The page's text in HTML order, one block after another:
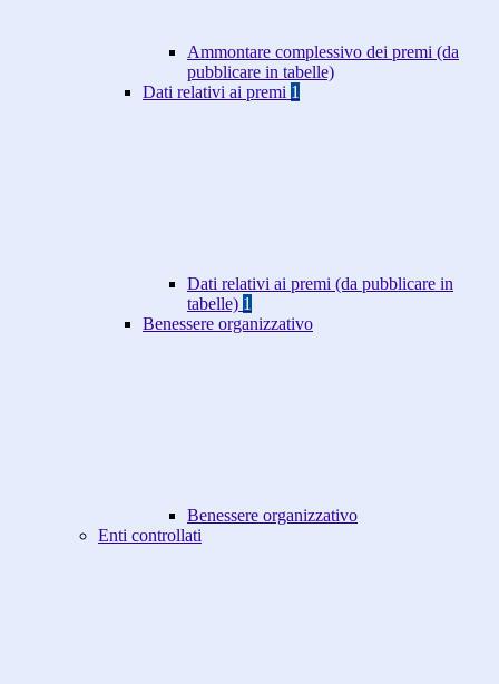
Ammontare complessivo dei premi (da
pubblicare in tabelle)
Dati relativi ai premi 1
Dati relativi ai premi (da pubblicare in
tabelle) 1
Benessere organizzativo
Benessere organizzativo
Enti controllati